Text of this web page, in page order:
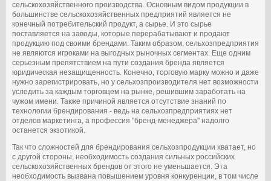
сельскохозяйственного производства. Основным видом продукции в
большинстве сельскохозяйственных предприятий является не
конечный потребительский продукт, а сырье. И это сырье
поставляется на заводы, которые перерабатывают и продают
продукцию под своими брендами. Таким образом, сельхозпредприятия
не являются игроками на выгодных рыночных сегментах. Еще одним
серьезным препятствием на пути создания бренда является
юридическая незащищенность. Конечно, торговую марку можно и даже
нужно зарегистрировать, но у сельхозпроизводителя нет возможности
уследить за каждым торговцем на рынке, решившим заработать на
чужом имени. Также причиной является отсутствие знаний по
технологии брендирования - ведь на сельхозпредприятиях нет
отделов маркетинга, а профессия "бренд-менеджера" надолго
останется экзотикой.
Так что сложностей для брендирования сельхозпродукции хватает, но
с другой стороны, необходимость создания сильных российских
сельскохозяйственных брендов от этого не уменьшается. Эта
необходимость вызвана повышением уровня конкуренции, в том числе